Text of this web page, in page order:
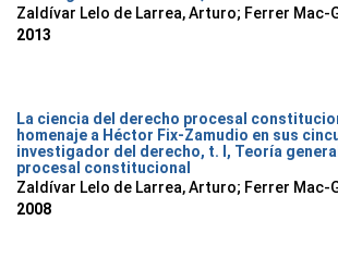
Zaldívar Lelo de Larrea, Arturo; Ferrer Mac-
2013
La ciencia del derecho procesal
homenaje a Héctor Fix-Zamudio en sus
investigador del derecho, t. I, Teoría
procesal constitucional
Zaldívar Lelo de Larrea, Arturo; Ferrer Mac-
2008